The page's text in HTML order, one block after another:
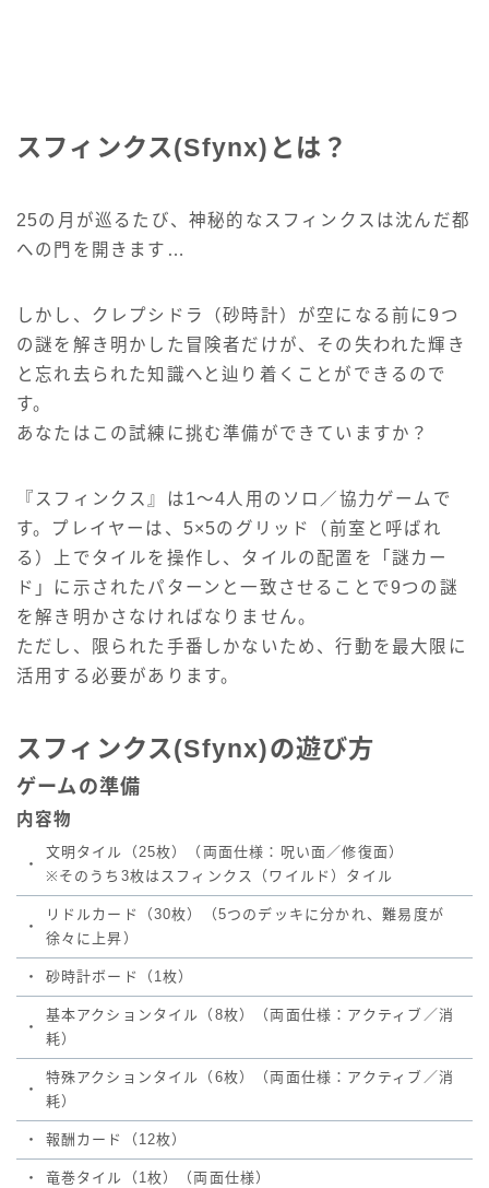
スフィンクス(Sfynx)とは？
25の月が巡るたび、神秘的なスフィンクスは沈んだ都
への門を開きます…
しかし、クレプシドラ（砂時計）が空になる前に9つ
の謎を解き明かした冒険者だけが、その失われた輝き
と忘れ去られた知識へと辿り着くことができるので
す。
あなたはこの試練に挑む準備ができていますか？
『スフィンクス』は1～4人用のソロ／協力ゲームで
す。プレイヤーは、5×5のグリッド（前室と呼ばれ
る）上でタイルを操作し、タイルの配置を「謎カー
ド」に示されたパターンと一致させることで9つの謎
を解き明かさなければなりません。
ただし、限られた手番しかないため、行動を最大限に
活用する必要があります。
スフィンクス(Sfynx)の遊び方
ゲームの準備
内容物
・
文明タイル（25枚）（両面仕様：呪い面／修復面）
※そのうち3枚はスフィンクス（ワイルド）タイル
・
リドルカード（30枚）（5つのデッキに分かれ、難易度が
徐々に上昇）
・ 砂時計ボード（1枚）
・
基本アクションタイル（8枚）（両面仕様：アクティブ／消
耗）
・
特殊アクションタイル（6枚）（両面仕様：アクティブ／消
耗）
・ 報酬カード（12枚）
・ 竜巻タイル（1枚）（両面仕様）